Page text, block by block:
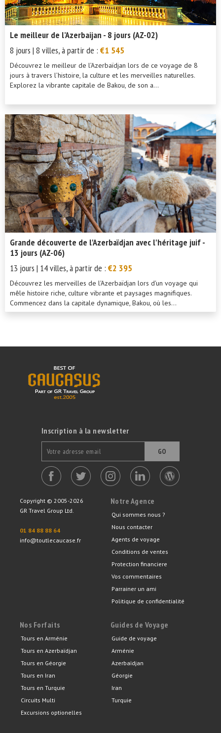
Le meilleur de l’Azerbaijan - 8 jours (AZ-02)
8 jours | 8 villes, à partir de :€1 545
Découvrez le meilleur de l’Azerbaïdjan lors de ce voyage de 8
jours à travers l’histoire, la culture et les merveilles naturelles.
Explorez la vibrante capitale de Bakou, de son a...
Grande découverte de l'Azerbaïdjan avec l'héritage juif -
13 jours (AZ-06)
13 jours | 14 villes, à partir de :€2 395
Découvrez les merveilles de l'Azerbaïdjan lors d'un voyage qui
mêle histoire riche, culture vibrante et paysages magnifiques.
Commencez dans la capitale dynamique, Bakou, où les...
Inscription à la newsletter
GO
Copyright © 2005-2026
GR Travel Group Ltd.
01 84 88 88 64
info@toutlecaucase.fr
Notre Agence
Qui sommes nous ?
Nous contacter
Agents de voyage
Conditions de ventes
Protection financiere
Vos commentaires
Parrainer un ami
Politique de confidentialité
Nos Forfaits
Tours en Arménie
Tours en Azerbaïdjan
Tours en Géorgie
Tours en Iran
Tours en Turquie
Circuits Multi
Excursions optionelles
Guides de Voyage
Guide de voyage
Arménie
Azerbaïdjan
Géorgie
Iran
Turquie